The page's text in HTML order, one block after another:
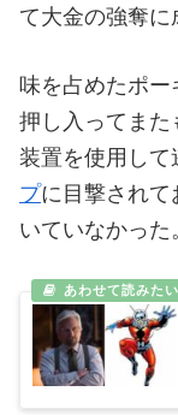
て大金の強奪に
味を占めたポー
押し入ってまた
装置を使用して
プに目撃されて
いていなかった